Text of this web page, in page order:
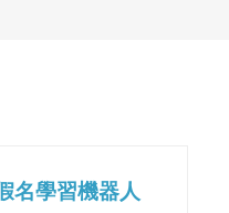
名學習機器人